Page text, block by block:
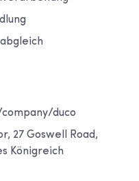
duco
27 Goswell Road,
Königreich